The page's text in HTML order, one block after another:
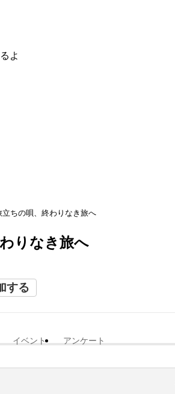
よ
立ちの唄、終わりなき旅へ
りなき旅へ
する
イベント アンケート